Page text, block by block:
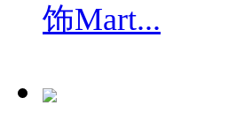
饰Mart...